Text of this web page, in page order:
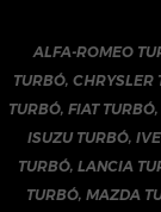
ALFA-ROMEO
TURBÓ, CHRYSLER
TURBÓ,FIAT TURBÓ
ISUZU TURBÓ,
TURBÓ,LANCIA
TURBÓ, MAZDA